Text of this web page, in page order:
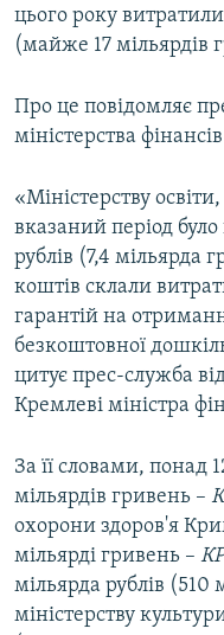
цього року
(майже 17 мільярдів
Про це повідомляє
міністерства
«Міністерству
вказаний період
рублів (7,4 мільярда
коштів склали
гарантій на
безкоштовної
цитує прес-служба
Кремлеві міністра
За її словами, понад
мільярдів гривень –
охорони здоров'я
мільярді гривень – КР
мільярда рублів (510
міністерству